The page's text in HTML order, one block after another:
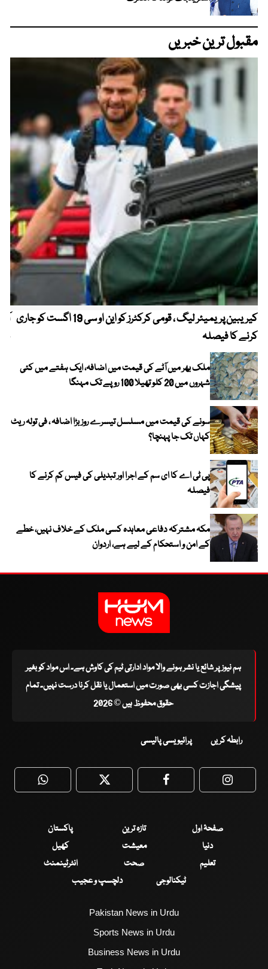
مقبول ترین خبریں
کیریبین پریمیئر لیگ ، قومی کرکٹرز کو این او سی 19 اگست کو جاری
کرنے کا فیصلہ
ملک بھر میں آٹے کی قیمت میں اضافہ، ایک ہفتے میں کئی
شہروں میں 20 کلو تھیلا 100 روپے تک مہنگا
سونے کی قیمت میں مسلسل تیسرے روز بڑا اضافہ ، فی تولہ ریٹ
کہاں تک جا پہنچا؟
پی ٹی اے کا ای سم کے اجرا اور تبدیلی کی فیس کم کرنے کا
فیصلہ
مکہ مشترکہ دفاعی معاہدہ کسی ملک کے خلاف نہیں، خطے
کے امن و استحکام کے لیے ہے، اردوان
ہم نیوز پر شائع یا نشر ہونے والا مواد ادارتی ٹیم کی کاوش ہے۔ اس مواد کو بغیر
پیشگی اجازت کسی بھی صورت میں استعمال یا نقل کرنا درست نہیں۔ تمام
حقوق محفوظ ہیں © 2026
رابطہ کریں پرائیویسی پالیسی
WhatsApp Twitter Facebook
صفحۂ اول تازہ ترین
پاکستان
دنیا
معیشت
کھیل
تعلیم
صحت
انٹرٹینمنٹ
ٹیکنالوجی
دلچسپ و عجیب
Pakistan News in Urdu
Sports News in Urdu
Business News in Urdu